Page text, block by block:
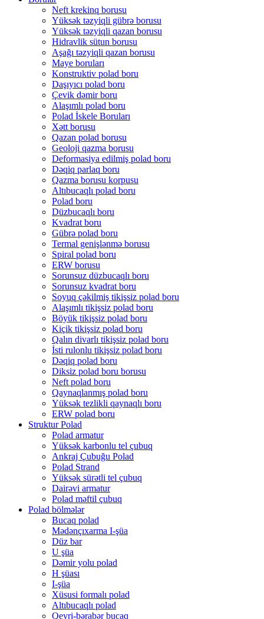
Neft krekinq borusu
Yüksək təzyiqli gübrə borusu
Yüksək təzyiqli qazan borusu
Hidravlik sütun borusu
Aşağı təzyiqli qazan borusu
Maye boruları
Konstruktiv polad boru
Daşıyıcı polad boru
Çevik dəmir boru
Alaşımlı polad boru
Polad İskele Boruları
Xətt borusu
Qazan polad borusu
Geoloji qazma borusu
Deformasiya edilmiş polad boru
Dəqiq parlaq boru
Qazma borusu korpusu
Altıbucaqlı polad boru
Polad boru
Düzbucaqlı boru
Kvadrat boru
Gübrə polad boru
Termal genişlənmə borusu
Spiral polad boru
ERW borusu
Sorunsuz düzbucaqlı boru
Sorunsuz kvadrat boru
Soyuq çəkilmiş tikişsiz polad boru
Alaşımlı tikişsiz polad boru
Böyük tikişsiz polad boru
Kiçik tikişsiz polad boru
Qalın divarlı tikişsiz polad boru
İsti rulonlu tikişsiz polad boru
Dəqiq polad boru
Diksiz polad boru borusu
Neft polad boru
Qaynaqlanmış polad boru
Yüksək tezlikli qaynaqlı boru
ERW polad boru
Struktur Polad
Polad armatur
Yüksək karbonlu tel çubuq
Ankraj Çubuğu Polad
Polad Strand
Yüksək sürətli tel çubuq
Dairəvi armatur
Polad məftil çubuq
Polad bölmələr
Bucaq polad
Mədənçıxarma I-şüa
Düz bar
U şüa
Dəmir yolu polad
H şüası
I-şüa
Xüsusi formalı polad
Altıbucaqlı polad
Qeyri-bərabər bucaq